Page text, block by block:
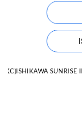
（C)ISHIKAWA